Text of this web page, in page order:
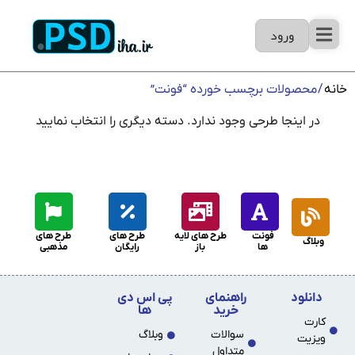
ورود
خانه/ محصولات برچسب خورده “فونت”
در اینجا طرحی وجود ندارد. دسته دیگری را انتخاب نمایید
وبلاگ
فونت
ها
طرح های لایه
باز
طرح های
رایگان
طرح های
مذهبی
دانلود
کارت
ویزیت
راهنمای
خرید
سوالات
متداول
پی اس دی
ها
وبلاگ